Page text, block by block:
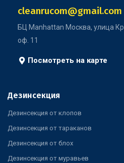
cleanrucom@gmail.com
БЦ Manhattan Москва, улица
оф. 11
Посмотреть на карте
Дезинсекция
Дезинсекция от клопов
Дезинсекция от тараканов
Дезинсекция от блох
Дезинсекция от муравьев